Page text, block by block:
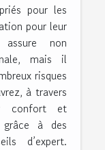
pour les
pour leur
non
mais il
risques
à travers
confort et
à des
d’expert.